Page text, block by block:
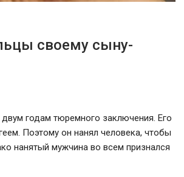
своему сыну-
годам тюремного заключения. Его
Поэтому он нанял человека, чтобы
нанятый мужчина во всем признался